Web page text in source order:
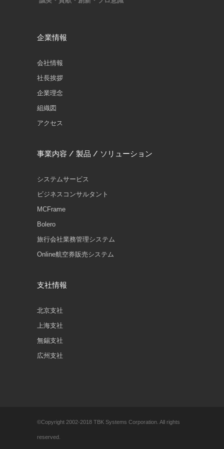
企業情報
会社情報
社長挨拶
企業理念
組織図
アクセス
事業内容 / 製品 / ソリューション
システムサービス
ビジネスコンサルタント
MCFrame
Bolero
旅行会社業務管理システム
Online航空券販売システム
支社情報
北京支社
上海支社
無錫支社
広州支社
©Copyright 2002-2018 TBK Systems Corporation. All rights
reserved.